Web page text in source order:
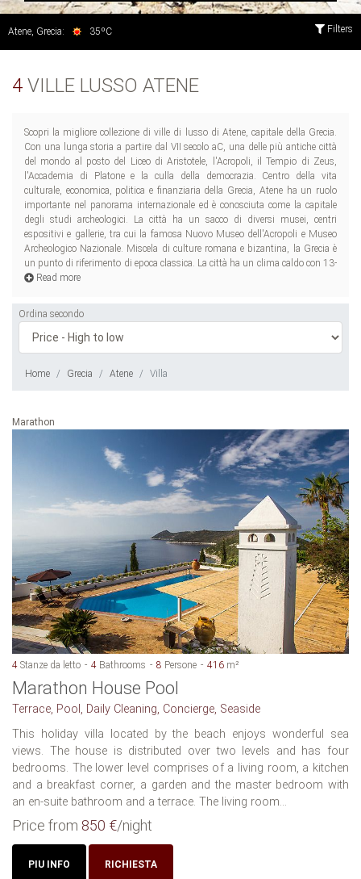
Filters
Atene, Grecia: 35ºC
4 VILLE LUSSO ATENE
Scopri la migliore collezione di ville di lusso di Atene, capitale della Grecia.
Con una lunga storia a partire dal VII secolo aC, una delle più antiche città
del mondo al posto del Liceo di Aristotele, l'Acropoli, il Tempio di Zeus,
l'Accademia di Platone e la culla della democrazia. Centro della vita
culturale, economica, politica e finanziaria della Grecia, Atene ha un ruolo
importante nel panorama internazionale ed è conosciuta come la capitale
degli studi archeologici. La città ha un sacco di diversi musei, centri
espositivi e gallerie, tra cui la famosa Nuovo Museo dell'Acropoli e Museo
Archeologico Nazionale. Miscela di culture romana e bizantina, la Grecia è
un punto di riferimento di epoca classica. La città ha un clima caldo con 13-
16C in inverno e fino a 33C in estate. Un motivo in più per visitare Atene e
la Grecia è la sua cucina. Moussaka, keftedes, insalata greca, pastitsio,
Read more
Ordina secondo
Home Grecia Atene Villa
Marathon
4 Stanze da letto 4 Bathrooms 8 Persone 416 m²
Marathon House Pool
Terrace, Pool, Daily Cleaning, Concierge, Seaside
This holiday villa located by the beach enjoys wonderful sea
views. The house is distributed over two levels and has four
bedrooms. The lower level comprises of a living room, a kitchen
and a breakfast corner, a garden and the master bedroom with
an en-suite bathroom and a terrace. The living room...
Price from 850 €/night
PIU INFO RICHIESTA